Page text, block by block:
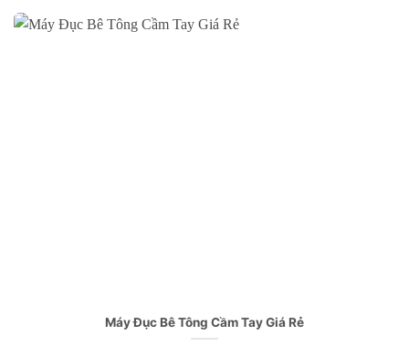
Máy Đục Bê Tông Cầm Tay Giá Rẻ